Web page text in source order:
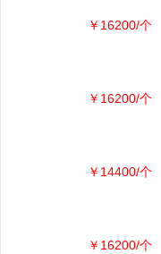
￥16200/个
￥16200/个
￥14400/个
￥16200/个